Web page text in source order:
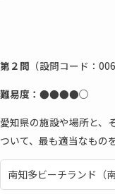
第２問 （設問コード：
難易度：●●●●○
愛知県の施設や場所と、
ついて、最も適当なもの
南知多ビーチランド（南